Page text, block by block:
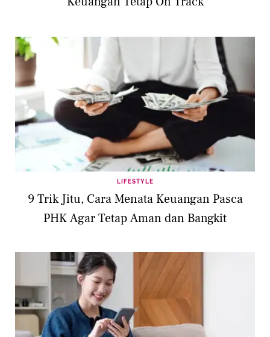
LIFESTYLE
9 Trik Jitu, Cara Menata Keuangan Pasca
PHK Agar Tetap Aman dan Bangkit